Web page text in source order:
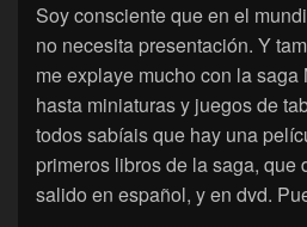
Soy consciente que en el
no necesita presentación. Y
me explaye mucho con la
hasta miniaturas y juegos de
todos sabíais que hay una
primeros libros de la saga, que
salido en español, y en dvd.